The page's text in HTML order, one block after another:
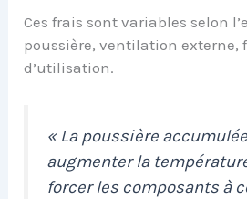
Ces frais sont variables selon
poussière, ventilation externe,
d’utilisation.
« La poussière
augmenter la
forcer les composants à